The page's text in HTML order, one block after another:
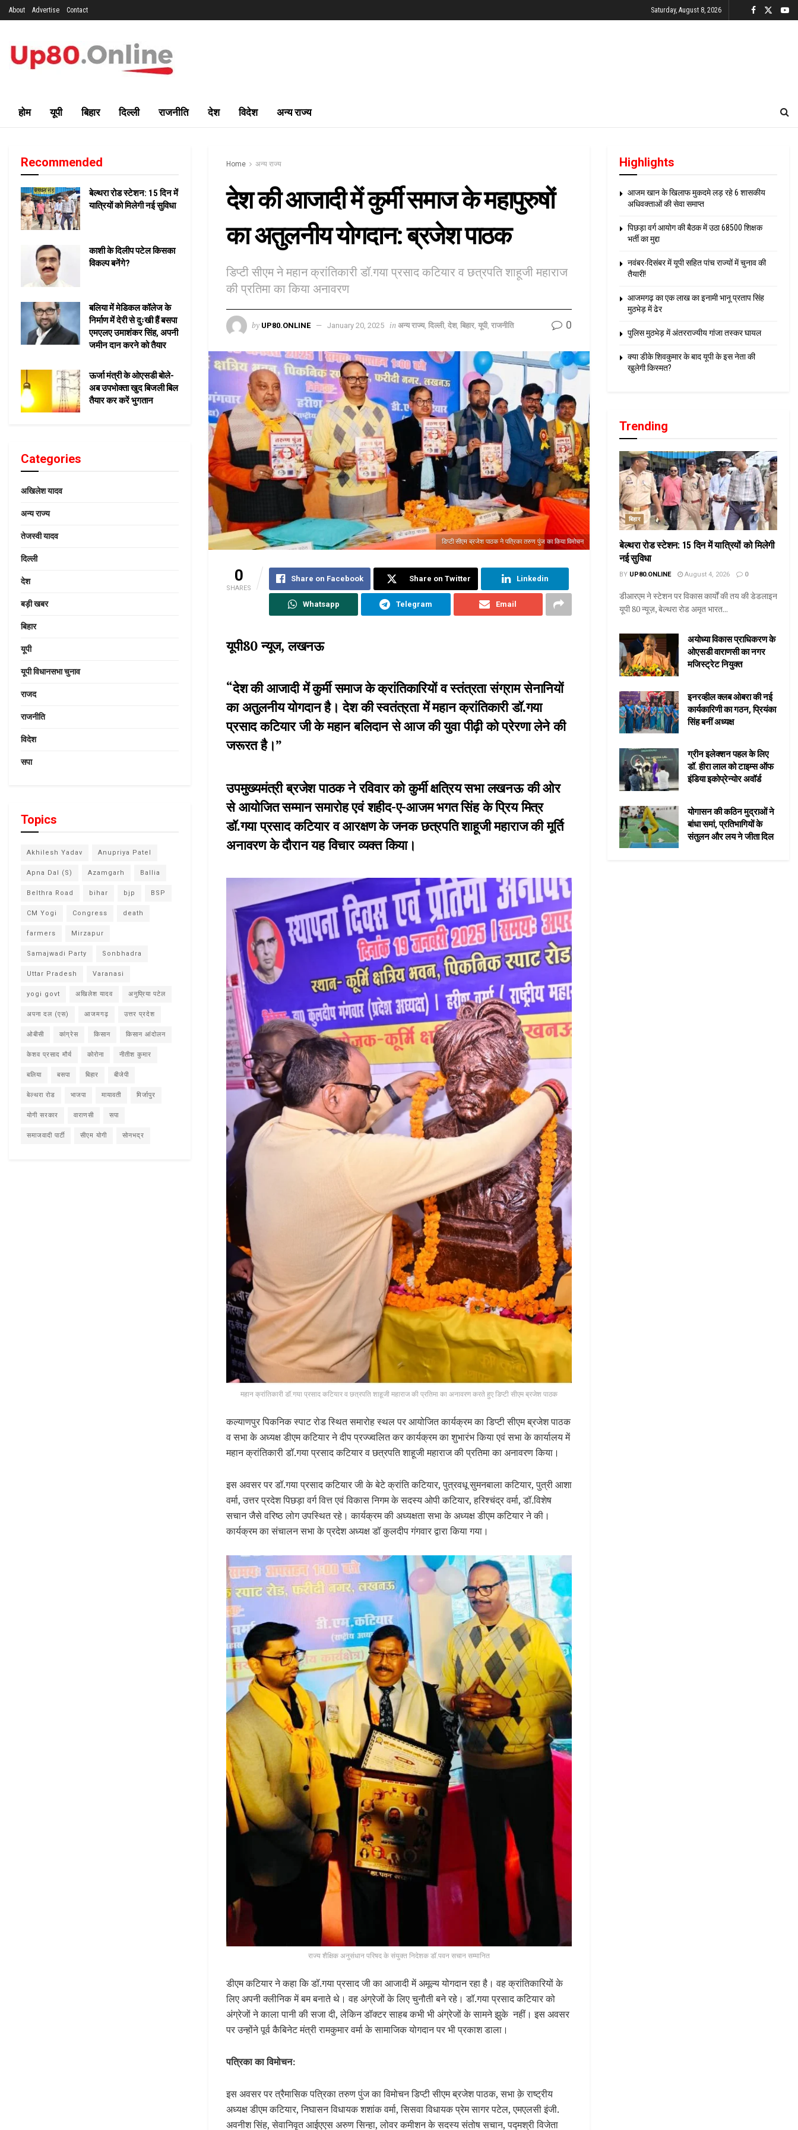
About Advertise Contact Saturday, August 8, 2026
होम यूपी बिहार दिल्ली राजनीति देश विदेश अन्य राज्य
Home अन्य राज्य
देश की आजादी में कुर्मी समाज के महापुरुषों
का अतुलनीय योगदान: ब्रजेश पाठक
डिप्टी सीएम ने महान क्रांतिकारी डॉ.गया प्रसाद कटियार व छत्रपति शाहूजी महाराज
की प्रतिमा का किया अनावरण
by UP80.ONLINE January 20, 2025 in अन्य राज्य, दिल्ली, देश, बिहार, यूपी, राजनीति 0
डिप्टी सीएम ब्रजेश पाठक ने पत्रिका तरुण पुंज का किया विमोचन
0
SHARES
Share on Facebook Share on Twitter Linkedin
Whatsapp Telegram Email
यूपी80 न्यूज, लखनऊ
“देश की आजादी में कुर्मी समाज के क्रांतिकारियों व स्तंत्रता संग्राम सेनानियों
का अतुलनीय योगदान है। देश की स्वतंत्रता में महान क्रांतिकारी डॉ.गया
प्रसाद कटियार जी के महान बलिदान से आज की युवा पीढ़ी को प्रेरणा लेने की
जरूरत है।”
उपमुख्यमंत्री ब्रजेश पाठक ने रविवार को कुर्मी क्षत्रिय सभा लखनऊ की ओर
से आयोजित सम्मान समारोह एवं शहीद-ए-आजम भगत सिंह के प्रिय मित्र
डॉ.गया प्रसाद कटियार व आरक्षण के जनक छत्रपति शाहूजी महाराज की मूर्ति
अनावरण के दौरान यह विचार व्यक्त किया।
महान क्रांतिकारी डॉ.गया प्रसाद कटियार व छत्रपति शाहूजी महाराज की प्रतिमा का अनावरण करते हुए डिप्टी सीएम ब्रजेश पाठक
कल्याणपुर पिकनिक स्पाट रोड स्थित समारोह स्थल पर आयोजित कार्यक्रम का डिप्टी सीएम ब्रजेश पाठक
व सभा के अध्यक्ष डीएम कटियार ने दीप प्रज्ज्वलित कर कार्यक्रम का शुभारंभ किया एवं सभा के कार्यालय में
महान क्रांतिकारी डॉ.गया प्रसाद कटियार व छत्रपति शाहूजी महाराज की प्रतिमा का अनावरण किया।
इस अवसर पर डॉ.गया प्रसाद कटियार जी के बेटे क्रांति कटियार, पुत्रवधू सुमनबाला कटियार, पुत्री आशा
वर्मा, उत्तर प्रदेश पिछड़ा वर्ग वित्त एवं विकास निगम के सदस्य ओपी कटियार, हरिश्चंद्र वर्मा, डॉ.विशेष
सचान जैसे वरिष्ठ लोग उपस्थित रहे। कार्यक्रम की अध्यक्षता सभा के अध्यक्ष डीएम कटियार ने की।
कार्यक्रम का संचालन सभा के प्रदेश अध्यक्ष डॉ कुलदीप गंगवार द्वारा किया गया।
राज्य शैक्षिक अनुसंधान परिषद के संयुक्त निदेशक डॉ.पवन सचान सम्मानित
डीएम कटियार ने कहा कि डॉ.गया प्रसाद जी का आजादी में अमूल्य योगदान रहा है। वह क्रांतिकारियों के
लिए अपनी क्लीनिक में बम बनाते थे। वह अंग्रेजों के लिए चुनौती बने रहे। डॉ.गया प्रसाद कटियार को
अंग्रेजों ने काला पानी की सजा दी, लेकिन डॉक्टर साहब कभी भी अंग्रेजों के सामने झुके नहीं। इस अवसर
पर उन्होंने पूर्व कैबिनेट मंत्री रामकुमार वर्मा के सामाजिक योगदान पर भी प्रकाश डाला।
पत्रिका का विमोचन:
इस अवसर पर त्रैमासिक पत्रिका तरुण पुंज का विमोचन डिप्टी सीएम ब्रजेश पाठक, सभा क़े राष्ट्रीय
अध्यक्ष डीएम कटियार, निघासन विधायक शशांक वर्मा, सिसवा विधायक प्रेम सागर पटेल, एमएलसी इंजी.
अवनीश सिंह, सेवानिवृत आईएएस अरुण सिन्हा, लोवर कमीशन के सदस्य संतोष सचान, पद्मश्री विजेता
Recommended
बेल्थरा रोड स्टेशन: 15 दिन में
यात्रियों को मिलेगी नई सुविधा
काशी के दिलीप पटेल किसका
विकल्प बनेंगे?
बलिया में मेडिकल कॉलेज के
निर्माण में देरी से दुःखी हैं बसपा
एमएलए उमाशंकर सिंह, अपनी
जमीन दान करने को तैयार
ऊर्जा मंत्री के ओएसडी बोले-
अब उपभोक्ता खुद बिजली बिल
तैयार कर करें भुगतान
Categories
अखिलेश यादव
अन्य राज्य
तेजस्वी यादव
दिल्ली
देश
बड़ी खबर
बिहार
यूपी
यूपी विधानसभा चुनाव
राजद
राजनीति
विदेश
सपा
Topics
Akhilesh Yadav Anupriya Patel
Apna Dal (S) Azamgarh Ballia
Belthra Road bihar bjp BSP
CM Yogi Congress death
farmers Mirzapur
Samajwadi Party Sonbhadra
Uttar Pradesh Varanasi
yogi govt अखिलेश यादव अनुप्रिया पटेल
अपना दल (एस) आजमगढ़ उत्तर प्रदेश
ओबीसी कांग्रेस किसान किसान आंदोलन
केशव प्रसाद मौर्य कोरोना नीतीश कुमार
बलिया बसपा बिहार बीजेपी
बेल्थरा रोड भाजपा मायावती मिर्जापुर
योगी सरकार वाराणसी सपा
समाजवादी पार्टी सीएम योगी सोनभद्र
Highlights
आजम खान के खिलाफ मुकदमे लड़ रहे 6 शासकीय
अधिवक्ताओं की सेवा समाप्त
पिछड़ा वर्ग आयोग की बैठक में उठा 68500 शिक्षक
भर्ती का मुद्दा
नवंबर-दिसंबर में यूपी सहित पांच राज्यों में चुनाव की
तैयारी!
आजमगढ़ का एक लाख का इनामी भानू प्रताप सिंह
मुठभेड़ में ढेर
पुलिस मुठभेड़ में अंतरराज्यीय गांजा तस्कर घायल
क्या डीके शिवकुमार के बाद यूपी के इस नेता की
खुलेगी किस्मत?
Trending
बिहार
बेल्थरा रोड स्टेशन: 15 दिन में यात्रियों को मिलेगी
नई सुविधा
BY UP80.ONLINE August 4, 2026 0
डीआरएम ने स्टेशन पर विकास कार्यों की तय की डेडलाइन
यूपी 80 न्यूज़, बेल्थरा रोड अमृत भारत...
अयोध्या विकास प्राधिकरण के
ओएसडी वाराणसी का नगर
मजिस्ट्रेट नियुक्त
इनरव्हील क्लब ओबरा की नई
कार्यकारिणी का गठन, प्रियंका
सिंह बनीं अध्यक्ष
ग्रीन इलेक्शन पहल के लिए
डॉ. हीरा लाल को टाइम्स ऑफ
इंडिया इकोप्रेन्योर अवॉर्ड
योगासन की कठिन मुद्राओं ने
बांधा समां, प्रतिभागियों के
संतुलन और लय ने जीता दिल